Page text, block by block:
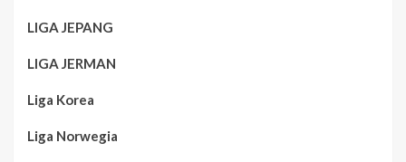
LIGA JEPANG
LIGA JERMAN
Liga Korea
Liga Norwegia